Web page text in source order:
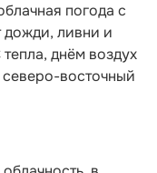
погода с
дожди, ливни и
днём воздух
северо-восточный